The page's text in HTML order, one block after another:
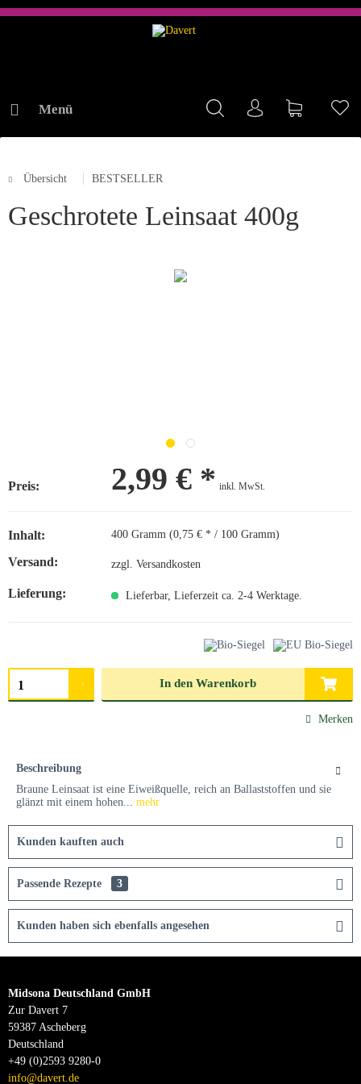
Menü Mein KontoWarenkorb
Übersicht BESTSELLER
ONLINE-SHOP
Geschrotete Leinsaat 400g
Preis: 2,99 € * inkl. MwSt.
Inhalt: 400 Gramm (0,75 € * / 100 Gramm)
Versand: zzgl. Versandkosten
Lieferung: Lieferbar, Lieferzeit ca. 2-4 Werktage.
Menge auswählen
In den Warenkorb
Merken
Beschreibung
Braune Leinsaat ist eine Eiweißquelle, reich an Ballaststoffen und sie
glänzt mit einem hohen... mehr
Kunden kauften auch
Passende Rezepte 3
Kunden haben sich ebenfalls angesehen
Midsona Deutschland GmbH
Zur Davert 7
59387 Ascheberg
Deutschland
+49 (0)2593 9280-0
info@davert.de